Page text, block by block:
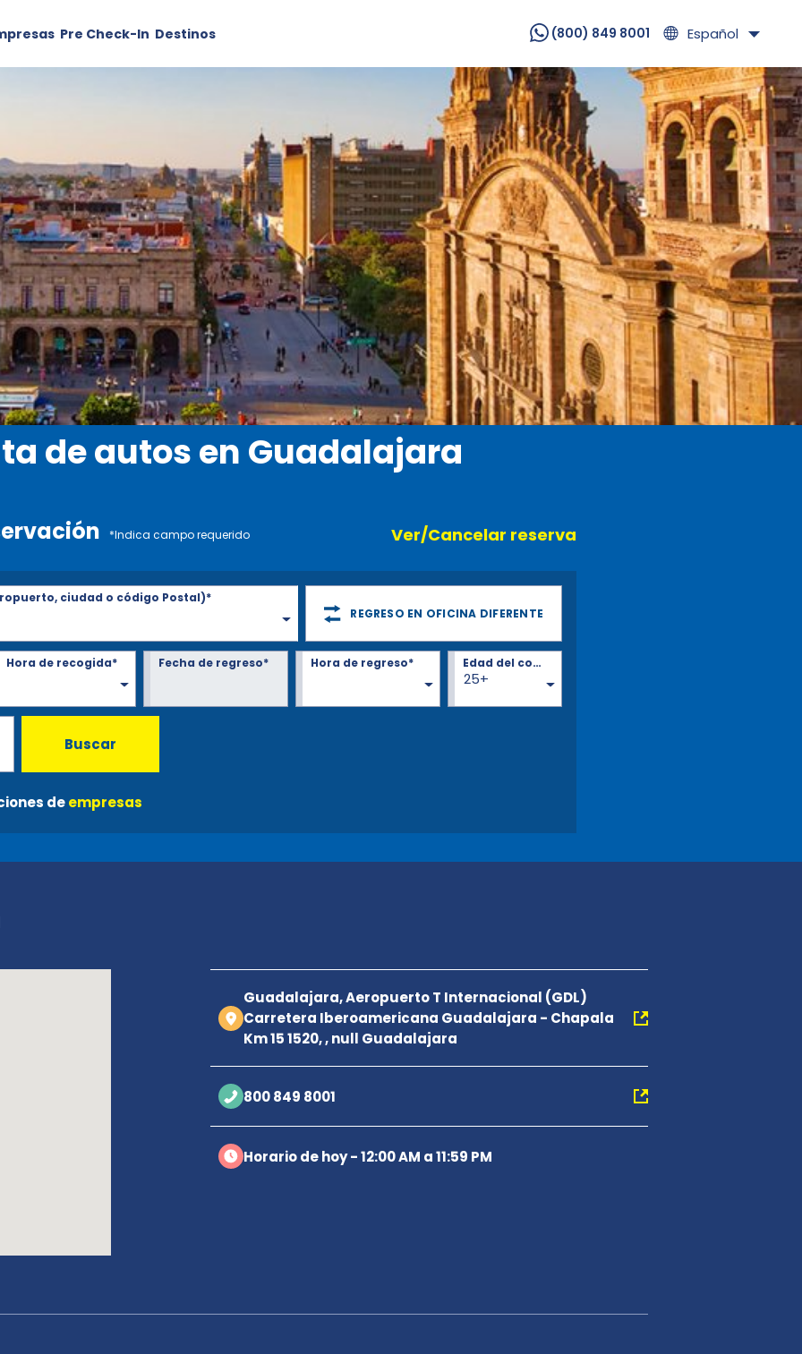
Pre Check-In Destinos (800) 849 8001 Español
de autos en Guadalajara
*Indica campo requerido Ver/Cancelar reserva
ciudad o código Postal)*
REGRESO EN OFICINA DIFERENTE
Hora de recogida* Fecha de regreso* Hora de regreso*
25+
Edad del conductor*
Buscar
deempresas
Guadalajara, Aeropuerto T Internacional (GDL)
Carretera Iberoamericana Guadalajara - Chapala
Km 15 1520, , null Guadalajara
800 849 8001
Horario de hoy - 12:00 AM a 11:59 PM